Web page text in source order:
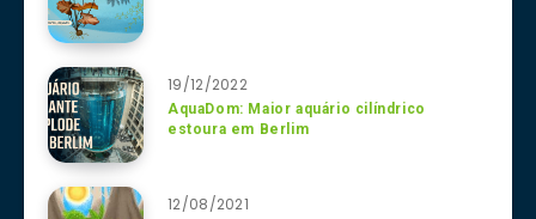
19/12/2022
AquaDom: Maior aquário cilíndrico
estoura em Berlim
12/08/2021